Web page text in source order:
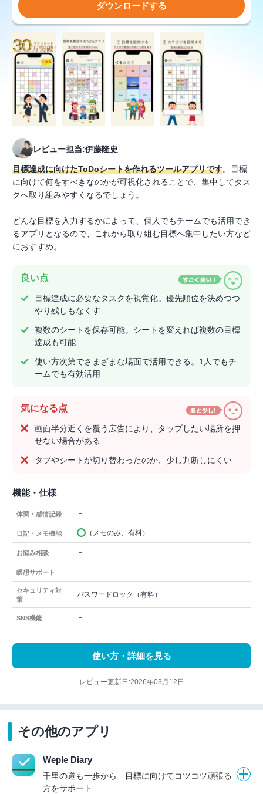
ダウンロードする
レビュー担当:伊藤隆史
目標達成に向けたToDoシートを作れるツールアプリです。目標
に向けて何をすべきなのかが可視化されることで、集中してタス
クへ取り組みやすくなるでしょう。
どんな目標を入力するかによって、個人でもチームでも活用でき
るアプリとなるので、これから取り組む目標へ集中したい方など
におすすめ。
良い点
目標達成に必要なタスクを視覚化。優先順位を決めつつ
やり残しもなくす
複数のシートを保存可能。シートを変えれば複数の目標
達成も可能
使い方次第でさまざまな場面で活用できる。1人でもチ
ームでも有効活用
気になる点
画面半分近くを覆う広告により、タップしたい場所を押
せない場合がある
タブやシートが切り替わったのか、少し判断しにくい
機能・仕様
体調・感情記録 －
日記・メモ機能 （メモのみ、有料）
お悩み相談 －
瞑想サポート －
セキュリティ対
策
パスワードロック（有料）
SNS機能 －
使い方・詳細を見る
レビュー更新日:2026年03月12日
その他のアプリ
Weple Diary
千里の道も一歩から 目標に向けてコツコツ頑張る
方をサポート